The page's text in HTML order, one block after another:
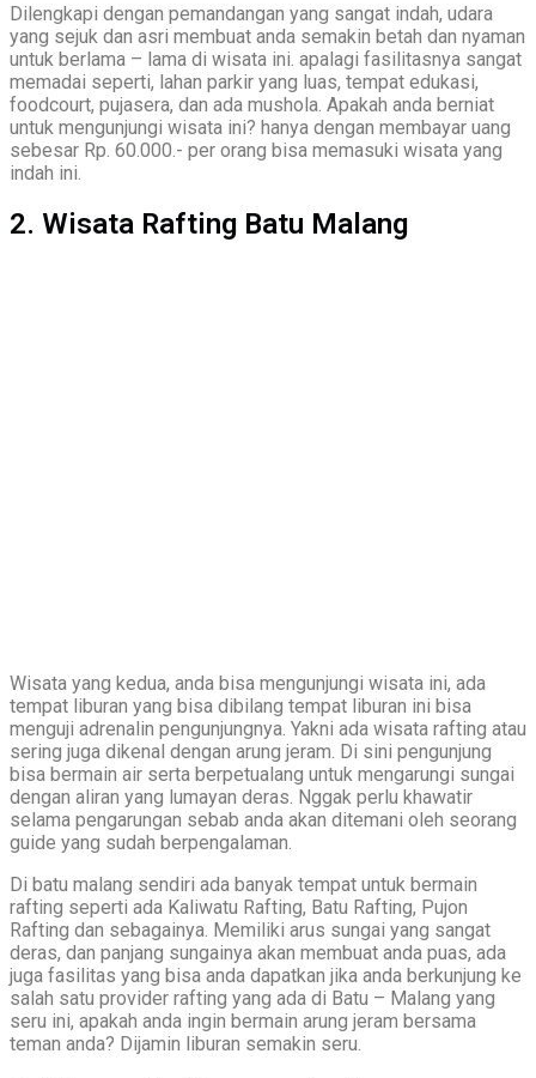
Dilengkapi dengan pemandangan yang sangat indah, udara
yang sejuk dan asri membuat anda semakin betah dan nyaman
untuk berlama – lama di wisata ini. apalagi fasilitasnya sangat
memadai seperti, lahan parkir yang luas, tempat edukasi,
foodcourt, pujasera, dan ada mushola. Apakah anda berniat
untuk mengunjungi wisata ini? hanya dengan membayar uang
sebesar Rp. 60.000.- per orang bisa memasuki wisata yang
indah ini.
2. Wisata Rafting Batu Malang
Wisata yang kedua, anda bisa mengunjungi wisata ini, ada
tempat liburan yang bisa dibilang tempat liburan ini bisa
menguji adrenalin pengunjungnya. Yakni ada wisata rafting atau
sering juga dikenal dengan arung jeram. Di sini pengunjung
bisa bermain air serta berpetualang untuk mengarungi sungai
dengan aliran yang lumayan deras. Nggak perlu khawatir
selama pengarungan sebab anda akan ditemani oleh seorang
guide yang sudah berpengalaman.
Di batu malang sendiri ada banyak tempat untuk bermain
rafting seperti ada Kaliwatu Rafting, Batu Rafting, Pujon
Rafting dan sebagainya. Memiliki arus sungai yang sangat
deras, dan panjang sungainya akan membuat anda puas, ada
juga fasilitas yang bisa anda dapatkan jika anda berkunjung ke
salah satu provider rafting yang ada di Batu – Malang yang
seru ini, apakah anda ingin bermain arung jeram bersama
teman anda? Dijamin liburan semakin seru.